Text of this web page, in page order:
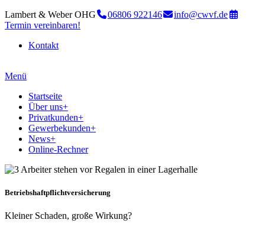
Lambert & Weber OHG 06806 922146
info@cwvf.de
Termin vereinbaren!
Kontakt
Menü
Startseite
Über uns+
Privatkunden+
Gewerbekunden+
News+
Online-Rechner
Betriebshaftpflichtversicherung
Kleiner Schaden, große Wirkung?